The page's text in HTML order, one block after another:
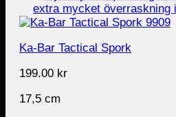
Ka-Bar Tactical Spork
199.00 kr
17,5 cm